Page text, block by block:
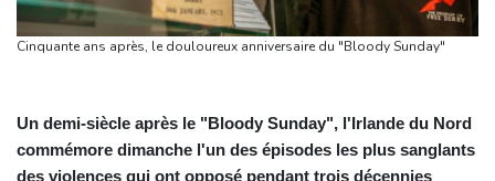
Cinquante ans après, le douloureux anniversaire du "Bloody Sunday"
Un demi-siècle après le "Bloody Sunday", l'Irlande du Nord
commémore dimanche l'un des épisodes les plus sanglants
des violences qui ont opposé pendant trois décennies